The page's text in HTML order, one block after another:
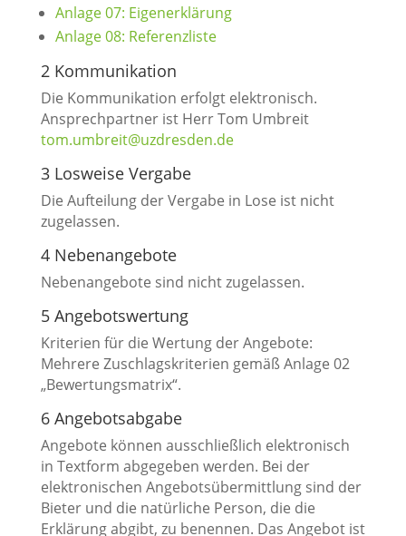
Anlage 07: Eigenerklärung
Anlage 08: Referenzliste
2 Kommunikation
Die Kommunikation erfolgt elektronisch.
Ansprechpartner ist Herr Tom Umbreit
tom.umbreit@uzdresden.de
3 Losweise Vergabe
Die Aufteilung der Vergabe in Lose ist nicht
zugelassen.
4 Nebenangebote
Nebenangebote sind nicht zugelassen.
5 Angebotswertung
Kriterien für die Wertung der Angebote:
Mehrere Zuschlagskriterien gemäß Anlage 02
„Bewertungsmatrix“.
6 Angebotsabgabe
Angebote können ausschließlich elektronisch
in Textform abgegeben werden. Bei der
elektronischen Angebotsübermittlung sind der
Bieter und die natürliche Person, die die
Erklärung abgibt, zu benennen. Das Angebot ist